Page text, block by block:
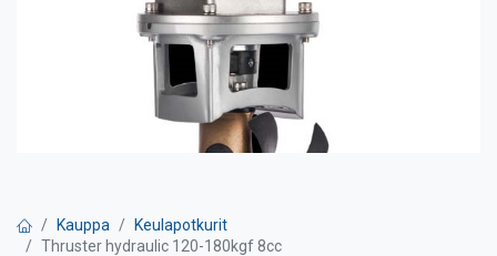
Kauppa
Keulapotkurit
Thruster hydraulic 120-180kgf 8cc